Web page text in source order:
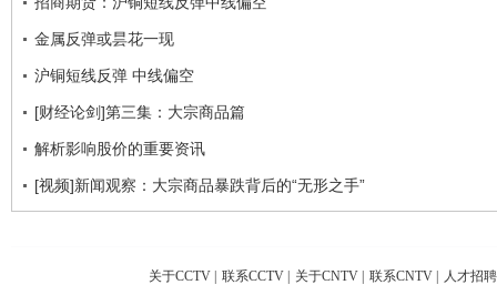
金属反弹或昙花一现
沪铜短线反弹 中线偏空
[财经论剑]第三集：大宗商品篇
解析影响股价的重要资讯
[视频]新闻观察：大宗商品暴跌背后的“无形之手”
关于CCTV | 联系CCTV | 关于CNTV | 联系CNTV | 人才招聘